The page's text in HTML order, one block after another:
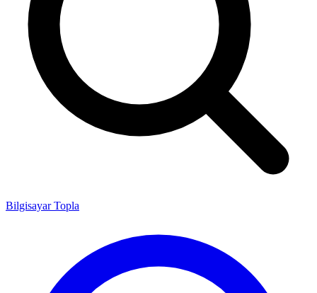
Bilgisayar Topla